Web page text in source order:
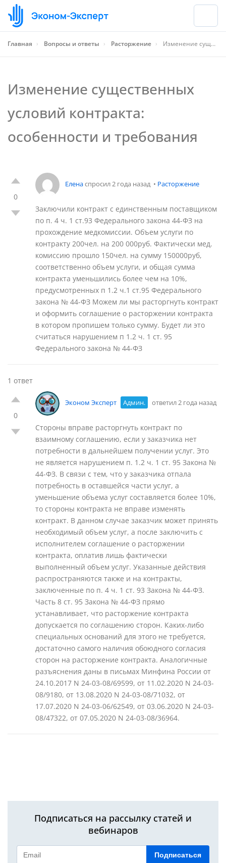
Главная › Вопросы и ответы › Расторжение › Изменение существенных условий контракта: особенности и требования
Изменение существенных
условий контракта:
особенности и требования
0
Еленаспросил 2 года назад • Расторжение
Заключили контракт с единственным поставщиком
по п. 4 ч. 1 ст.93 Федерального закона 44-ФЗ на
прохождение медкомиссии. Объем услуги по
контракту 200чел. на 200 000руб. Фактически мед.
комиссию прошло 150чел. на сумму 150000руб,
соответственно объем услуги, и общая сумма
контракта уменьшились более чем на 10%,
предусмотренных п 1.2 ч.1 ст.95 Федерального
закона № 44-ФЗ Можем ли мы расторгнуть контракт
и оформить соглашение о расторжении контракта
в котором пропишем только сумму. Будет ли это
считаться нарушением п 1.2 ч. 1 ст. 95
Федерального закона № 44-ФЗ
1 ответ
0
Эконом Эксперт Админ. ответил 2 года назад
Стороны вправе расторгнуть контракт по
взаимному соглашению, если у заказчика нет
потребности в дальнейшем получении услуг. Это
не является нарушением п. 1.2 ч. 1 ст. 95 Закона №
44-ФЗ. В связи с тем, что у заказчика отпала
потребность в оставшейся части услуг, а
уменьшение объема услуг составляется более 10%,
то стороны контракта не вправе изменять
контракт. В данном случае заказчик может принять
необходимый объем услуг, а после заключить с
исполнителем соглашение о расторжении
контракта, оплатив лишь фактически
выполненный объем услуг. Указанные действия
распространяются также и на контракты,
заключенные по п. 4 ч. 1 ст. 93 Закона № 44-ФЗ.
Часть 8 ст. 95 Закона № 44-ФЗ прямо
устанавливает, что расторжение контракта
допускается по соглашению сторон. Каких-либо
специальных оснований для этого не требуется,
достаточно самого наличия обоюдного согласия
сторон на расторжение контракта. Аналогичные
разъяснения даны в письмах Минфина России от
24.10.2017 N 24-03-08/69599, от 11.02.2020 N 24-03-
08/9180, от 13.08.2020 N 24-03-08/71032, от
17.07.2020 N 24-03-06/62549, от 03.06.2020 N 24-03-
08/47322, от 07.05.2020 N 24-03-08/36964.
Подписаться на рассылку статей и
вебинаров
Подписаться